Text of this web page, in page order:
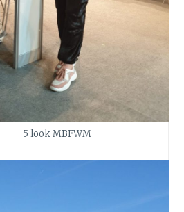
5 look MBFWM